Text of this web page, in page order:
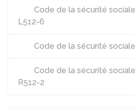
Code de la sécurité
L512-6
Code de la sécurité
Code de la sécurité
R512-2